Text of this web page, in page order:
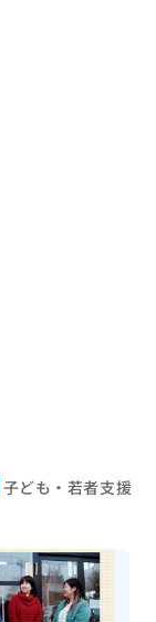
子ども・若者支援